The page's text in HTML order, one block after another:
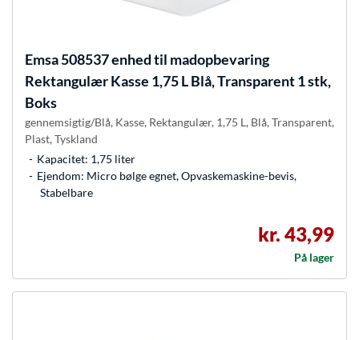
Emsa508537 enhed til madopbevaring
Rektangulær Kasse 1,75 L Blå, Transparent 1 stk,
Boks
gennemsigtig/Blå, Kasse, Rektangulær, 1,75 L, Blå, Transparent,
Plast, Tyskland
Kapacitet: 1,75 liter
Ejendom: Micro bølge egnet, Opvaskemaskine-bevis,
Stabelbare
kr. 43,99
På lager